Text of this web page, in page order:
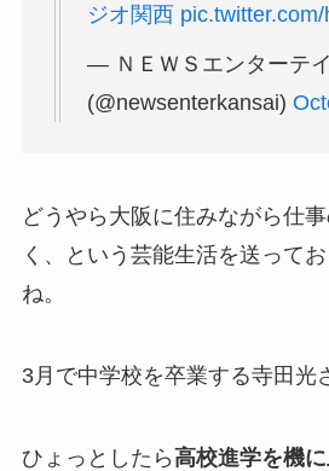
ジオ関西
— ＮＥＷＳエンターテ
(@newsenterkansai)
どうやら大阪に住みながら仕
く、という芸能生活を送って
ね。
3月で中学校を卒業する寺田光
ひょっとしたら高校進学を機